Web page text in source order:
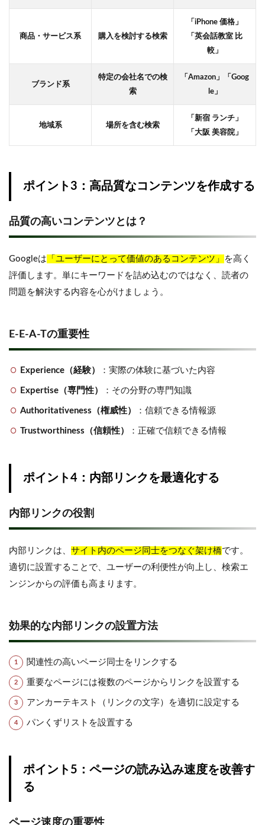
商品・サービス系 購入を検討する検索
「iPhone 価格」
「英会話教室 比
較」
ブランド系
特定の会社名での検
索
「Amazon」「Goog
le」
地域系 場所を含む検索
「新宿 ランチ」
「大阪 美容院」
ポイント3：高品質なコンテンツを作成する
品質の高いコンテンツとは？
Googleは 「ユーザーにとって価値のあるコンテンツ」
を高く
評価します。単にキーワードを詰め込むのではなく、読者の
問題を解決する内容を心がけましょう。
E-E-A-Tの重要性
Experience（経験） ：実際の体験に基づいた内容
Expertise（専門性） ：その分野の専門知識
Authoritativeness（権威性） ：信頼できる情報源
Trustworthiness（信頼性） ：正確で信頼できる情報
ポイント4：内部リンクを最適化する
内部リンクの役割
内部リンクは、 サイト内のページ同士をつなぐ架け橋です。
適切に設置することで、ユーザーの利便性が向上し、検索エ
ンジンからの評価も高まります。
効果的な内部リンクの設置方法
関連性の高いページ同士をリンクする
重要なページには複数のページからリンクを設置する
アンカーテキスト（リンクの文字）を適切に設定する
パンくずリストを設置する
ポイント5：ページの読み込み速度を改善す
る
ページ速度の重要性